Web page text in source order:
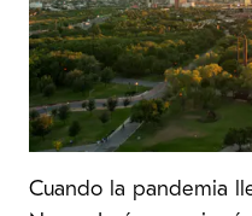
Cuando la pandemia